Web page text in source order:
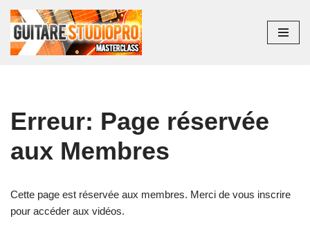
Aller
au
Erreur: Page réservée
aux Membres
Cette page est réservée aux membres. Merci de vous inscrire
pour accéder aux vidéos.